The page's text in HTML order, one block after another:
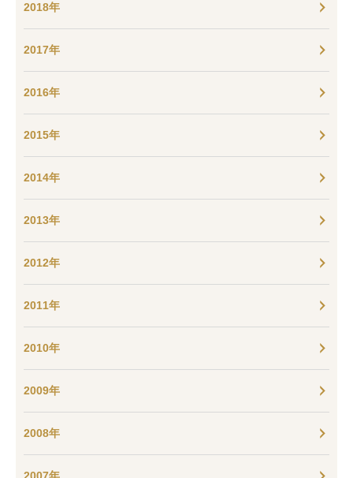
2018年
2017年
2016年
2015年
2014年
2013年
2012年
2011年
2010年
2009年
2008年